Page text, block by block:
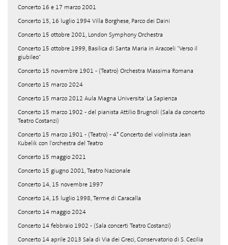
Concerto 16 e 17 marzo 2001
Concerto 15, 16 luglio 1994 Villa Borghese, Parco dei Daini
Concerto 15 ottobre 2001, London Symphony Orchestra
Concerto 15 ottobre 1999, Basilica di Santa Maria in Aracoeli "Verso il
giubileo"
Concerto 15 novembre 1901 - (Teatro) Orchestra Massima Romana
Concerto 15 marzo 2024
Concerto 15 marzo 2012 Aula Magna Universita' La Sapienza
Concerto 15 marzo 1902 - del pianista Attilio Brugnoli (Sala da concerto
Teatro Costanzi)
Concerto 15 marzo 1901 - (Teatro) - 4° Concerto del violinista Jean
Kubelik con l'orchestra del Teatro
Concerto 15 maggio 2021
Concerto 15 giugno 2001, Teatro Nazionale
Concerto 14, 15 novembre 1997
Concerto 14, 15 luglio 1998, Terme di Caracalla
Concerto 14 maggio 2024
Concerto 14 febbraio 1902 - (Sala concerti Teatro Costanzi)
Concerto 14 aprile 2013 Sala di Via dei Greci, Conservatorio di S. Cecilia